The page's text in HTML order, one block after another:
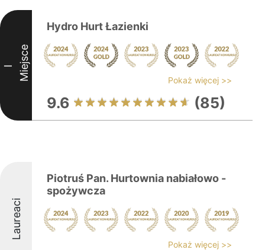
I Miejsce
Hydro Hurt Łazienki
Pokaż więcej >>
9.6 (85)
Laureaci
Piotruś Pan. Hurtownia nabiałowo -
spożywcza
Pokaż więcej >>